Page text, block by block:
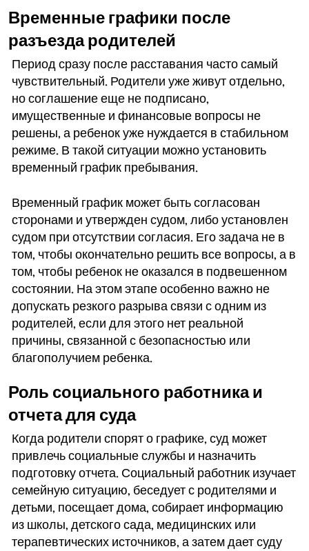
Временные графики после
разъезда родителей
Период сразу после расставания часто самый
чувствительный. Родители уже живут отдельно,
но соглашение еще не подписано,
имущественные и финансовые вопросы не
решены, а ребенок уже нуждается в стабильном
режиме. В такой ситуации можно установить
временный график пребывания.
Временный график может быть согласован
сторонами и утвержден судом, либо установлен
судом при отсутствии согласия. Его задача не в
том, чтобы окончательно решить все вопросы, а в
том, чтобы ребенок не оказался в подвешенном
состоянии. На этом этапе особенно важно не
допускать резкого разрыва связи с одним из
родителей, если для этого нет реальной
причины, связанной с безопасностью или
благополучием ребенка.
Роль социального работника и
отчета для суда
Когда родители спорят о графике, суд может
привлечь социальные службы и назначить
подготовку отчета. Социальный работник изучает
семейную ситуацию, беседует с родителями и
детьми, посещает дома, собирает информацию
из школы, детского сада, медицинских или
терапевтических источников, а затем дает суду